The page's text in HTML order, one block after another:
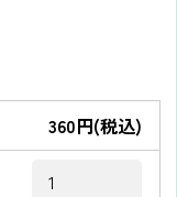
360円(税込)